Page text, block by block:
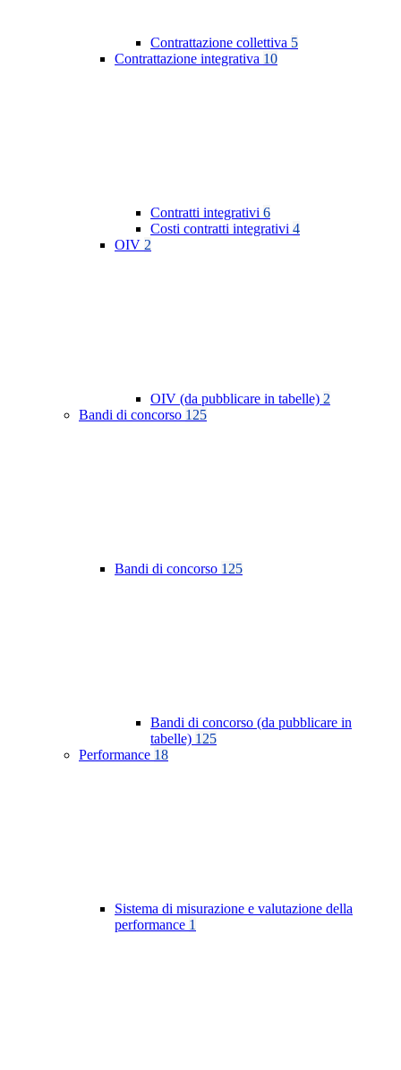
Contrattazione collettiva 5
Contrattazione integrativa 10
Contratti integrativi 6
Costi contratti integrativi 4
OIV 2
OIV (da pubblicare in tabelle) 2
Bandi di concorso 125
Bandi di concorso 125
Bandi di concorso (da pubblicare in
tabelle) 125
Performance 18
Sistema di misurazione e valutazione della
performance 1